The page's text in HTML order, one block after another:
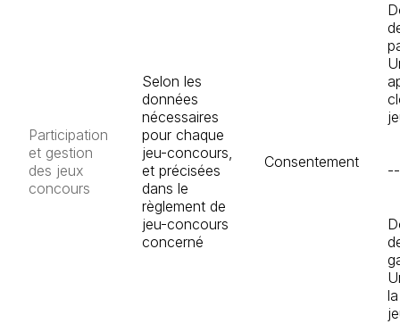
Participation
et gestion
des jeux
concours
Selon les
données
nécessaires
pour chaque
jeu-concours,
et précisées
dans le
règlement de
jeu-concours
concerné
Consentement